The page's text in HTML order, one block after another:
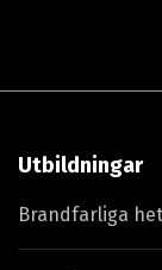
Utbildningar
Brandfarliga